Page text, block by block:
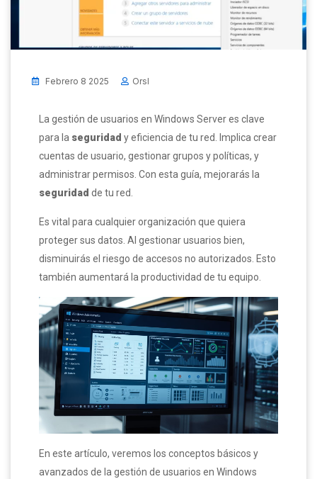
Febrero 8 2025 Orsl
La gestión de usuarios en Windows Server es clave
para la seguridad y eficiencia de tu red. Implica crear
cuentas de usuario, gestionar grupos y políticas, y
administrar permisos. Con esta guía, mejorarás la
seguridad de tu red.
Es vital para cualquier organización que quiera
proteger sus datos. Al gestionar usuarios bien,
disminuirás el riesgo de accesos no autorizados. Esto
también aumentará la productividad de tu equipo.
En este artículo, veremos los conceptos básicos y
avanzados de la gestión de usuarios en Windows